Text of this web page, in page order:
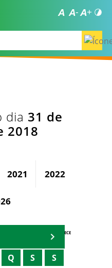
dia 31 de
2018
2021 2022
AGENDA IPECE
Q S S